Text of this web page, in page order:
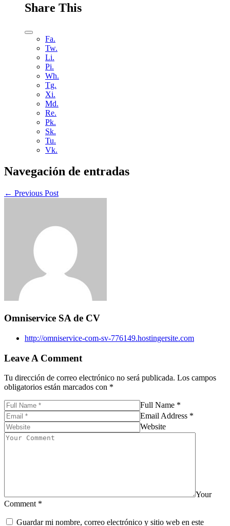
Share This
Fa.
Tw.
Li.
Pi.
Wh.
Tg.
Xi.
Md.
Re.
Pk.
Sk.
Tu.
Vk.
Navegación de entradas
← Previous Post
Omniservice SA de CV
http://omniservice-com-sv-776149.hostingersite.com
Leave A Comment
Tu dirección de correo electrónico no será publicada. Los campos
obligatorios están marcados con *
Full Name *
Email Address *
Website
Your
Comment *
Guardar mi nombre, correo electrónico y sitio web en este